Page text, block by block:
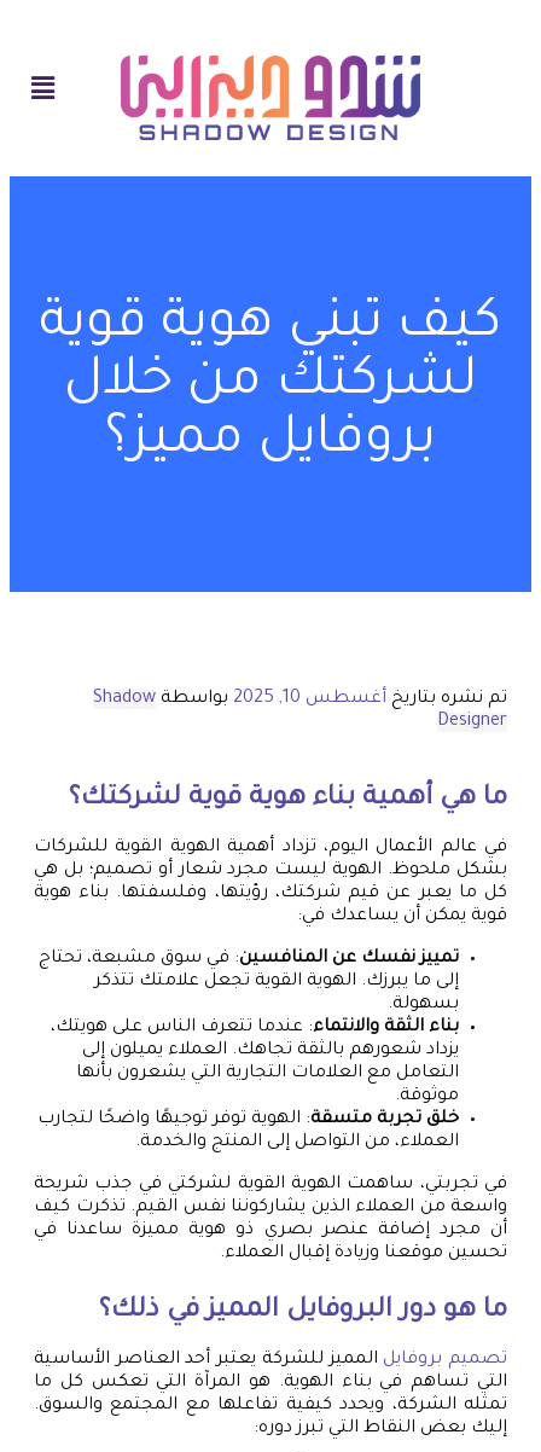
كيف تبني هوية قوية
لشركتك من خلال
بروفايل مميز؟
تم نشره بتاريخ أغسطس 10, 2025 بواسطة Shadow
Designer
ما هي أهمية بناء هوية قوية لشركتك؟
في عالم الأعمال اليوم، تزداد أهمية الهوية القوية للشركات
بشكل ملحوظ. الهوية ليست مجرد شعار أو تصميم؛ بل هي
كل ما يعبر عن قيم شركتك، رؤيتها، وفلسفتها. بناء هوية
قوية يمكن أن يساعدك في:
تمييز نفسك عن المنافسين: في سوق مشبعة، تحتاج
إلى ما يبرزك. الهوية القوية تجعل علامتك تتذكر
بسهولة.
بناء الثقة والانتماء: عندما تتعرف الناس على هويتك،
يزداد شعورهم بالثقة تجاهك. العملاء يميلون إلى
التعامل مع العلامات التجارية التي يشعرون بأنها
موثوقة.
خلق تجربة متسقة: الهوية توفر توجيهًا واضحًا لتجارب
العملاء، من التواصل إلى المنتج والخدمة.
في تجربتي، ساهمت الهوية القوية لشركتي في جذب شريحة
واسعة من العملاء الذين يشاركوننا نفس القيم. تذكرت كيف
أن مجرد إضافة عنصر بصري ذو هوية مميزة ساعدنا في
تحسين موقعنا وزيادة إقبال العملاء.
ما هو دور البروفايل المميز في ذلك؟
تصميم بروفايل المميز للشركة يعتبر أحد العناصر الأساسية
التي تساهم في بناء الهوية. هو المرآة التي تعكس كل ما
تمثله الشركة، ويحدد كيفية تفاعلها مع المجتمع والسوق.
إليك بعض النقاط التي تبرز دوره: